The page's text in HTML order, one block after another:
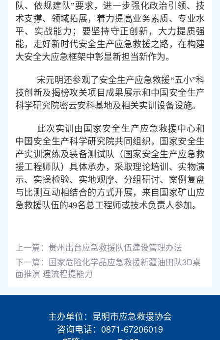
队、依规建队”要求，进一步强化政治引领、技
术支撑、领域拓展，着力提高业务素质、专业水
平、实战能力；要坚持守正创新，大力提质强
能，走好新时代安全生产应急救援之路，在构建
大安全大应急框架中彰显新担当新作为。
宋元明还参观了安全生产应急救援“五小”科
技创新及揭榜攻关项目成果展示和中国安全生产
科学研究院密云安科基地及相关实训设备设施。
此次实训由国家安全生产应急救援中心和
中国安全生产科学研究院共同组织，国家安全生
产实训演练及装备测试队（国家安全生产应急救
援工程师队）具体承办，采取理论培训、实物演
示、实操检验、实地观摩、分组研讨、案例复盘
与比测互动相结合的方式开展，来自国家矿山应
急救援队伍的49名总工程师或技术负责人参加。
上一篇： 贵州出台应急救援队伍建设管理办法
下一篇： 国家危险化学品应急救援新疆油田队3D桌
面推演 理流程提能力
主办单位：昆明市应急救援协会
咨询电话：0871-67206019